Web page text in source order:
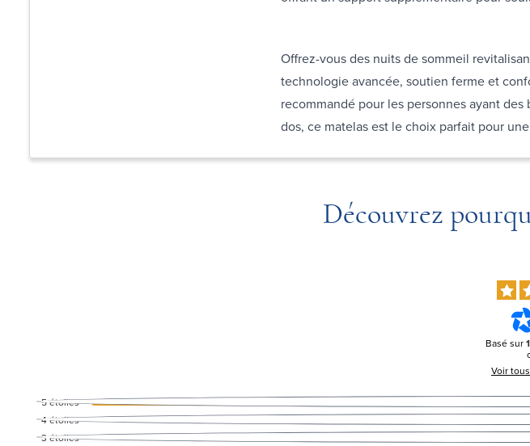
Offrez-vous des nuits de sommeil
technologie avancée, soutien ferme et
recommandé pour les personnes ayant
dos, ce matelas est le choix parfait pour
Découvrez
Basé sur1
Voir
5étoiles
4étoiles
3 étoiles